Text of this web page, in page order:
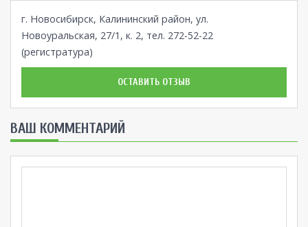
г. Новосибирск, Калининский район, ул.
Новоуральская, 27/1, к. 2, тел. 272-52-22
(регистратура)
ОСТАВИТЬ ОТЗЫВ
ВАШ КОММЕНТАРИЙ